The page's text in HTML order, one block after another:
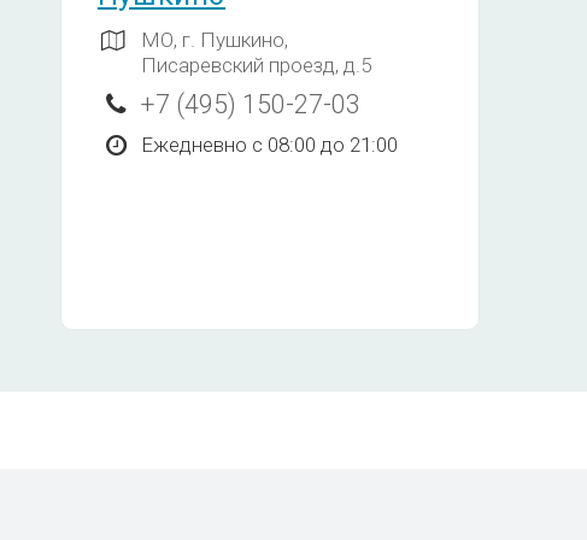
МО, г. Пушкино,
Писаревский проезд, д.5
+7 (495) 150-27-03
Ежедневно с 08:00 до 21:00